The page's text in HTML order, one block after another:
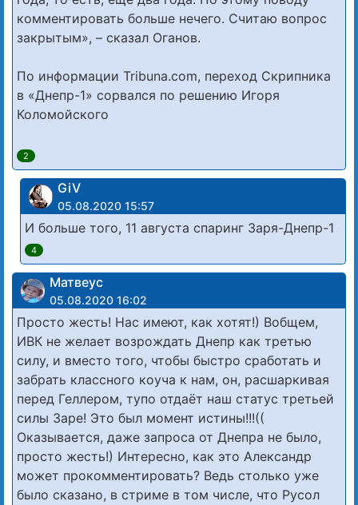
комментировать больше нечего. Считаю вопрос
закрытым», – сказал Оганов.
По информации Tribuna.com, переход Скрипника
в «Днепр-1» сорвался по решению Игоря
Коломойского
2
GiV
05.08.2020 15:57
И больше того, 11 августа спаринг Заря-Днепр-1
4
Матвеус
05.08.2020 16:02
Просто жесть! Нас имеют, как хотят!) Вобщем,
ИВК не желает возрождать Днепр как третью
силу, и вместо того, чтобы быстро сработать и
забрать классного коуча к нам, он, расшаркивая
перед Геллером, тупо отдаёт наш статус третьей
силы Заре! Это был момент истины!!!((
Оказывается, даже запроса от Днепра не было,
просто жесть!) Интересно, как это Александр
может прокомментировать? Ведь столько уже
было сказано, в стриме в том числе, что Русол